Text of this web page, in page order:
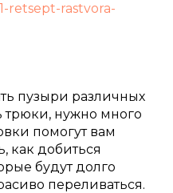
retsept-rastvora-
пузыри различных
трюки, нужно много
помогут вам
как добиться
будут долго
переливаться.